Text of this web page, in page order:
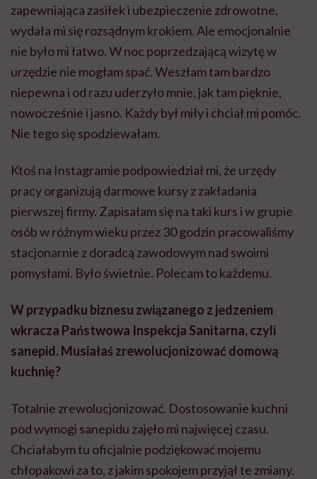
zapewniająca zasiłek i ubezpieczenie zdrowotne,
wydała mi się rozsądnym krokiem. Ale emocjonalnie
nie było mi łatwo. W noc poprzedzającą wizytę w
urzędzie nie mogłam spać. Weszłam tam bardzo
niepewna i od razu uderzyło mnie, jak tam pięknie,
nowocześnie i jasno. Każdy był miły i chciał mi pomóc.
Nie tego się spodziewałam.
Ktoś na Instagramie podpowiedział mi, że urzędy
pracy organizują darmowe kursy z zakładania
pierwszej firmy. Zapisałam się na taki kurs i w grupie
osób w różnym wieku przez 30 godzin pracowaliśmy
stacjonarnie z doradcą zawodowym nad swoimi
pomysłami. Było świetnie. Polecam to każdemu.
W przypadku biznesu związanego z jedzeniem
wkracza Państwowa Inspekcja Sanitarna, czyli
sanepid. Musiałaś zrewolucjonizować domową
kuchnię?
Totalnie zrewolucjonizować. Dostosowanie kuchni
pod wymogi sanepidu zajęło mi najwięcej czasu.
Chciałabym tu oficjalnie podziękować mojemu
chłopakowi za to, z jakim spokojem przyjął te zmiany.